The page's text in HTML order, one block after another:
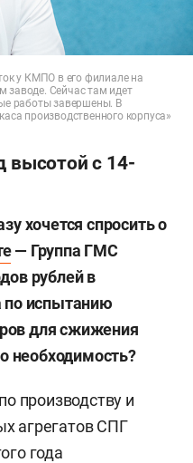
у КМПО в его филиале на
заводе. Сейчас там идет
работы завершены. В
производственного корпуса»
высотой с 14-
хочется спросить о
— Группа ГМС
рублей в
по испытанию
для сжижения
необходимость?
производству и
агрегатов СПГ
года